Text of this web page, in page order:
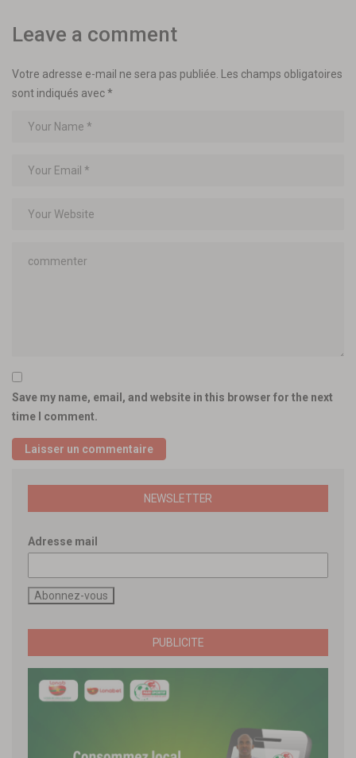
Leave a comment
Votre adresse e-mail ne sera pas publiée.
Les champs obligatoires
sont indiqués avec*
Save my name, email, and website in this browser for the next
time I comment.
NEWSLETTER
Adresse mail
PUBLICITE